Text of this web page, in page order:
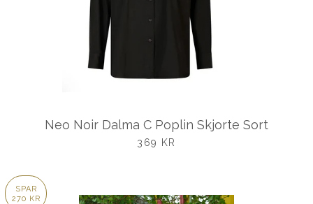
Neo Noir Dalma C Poplin Skjorte Sort
UDSALGSPRIS
369 KR
SPAR
270 KR